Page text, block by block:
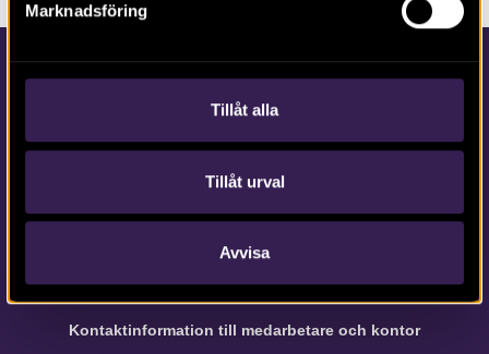
Marknadsföring
Tillåt alla
Tillåt urval
Avvisa
Kontakta Arkeologerna
Tfn vx: 010-480 80 00
Kontaktinformation till medarbetare och kontor